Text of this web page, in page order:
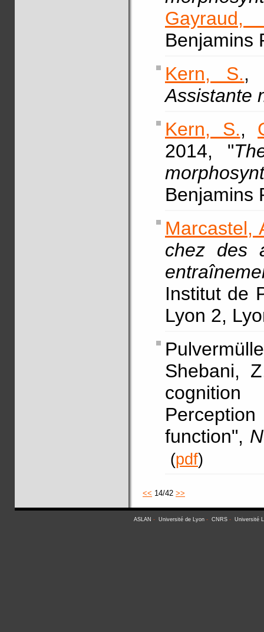
Gayraud,
Benjamins
Kern, S.,
Assistante
Kern, S.,
2014, "
Benjamins
Marcastel,
chez des
Institut de
Lyon 2,
Shebani,
function",
(pdf)
<< 14/42 >>
ASLAN - Université de Lyon- CNRS- Université